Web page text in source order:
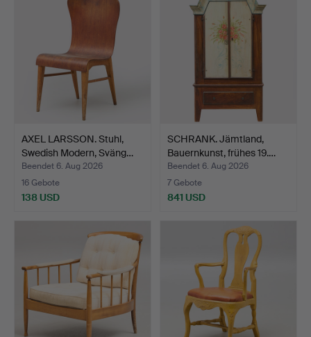
AXEL LARSSON. Stuhl,
Swedish Modern, Sväng…
Beendet 6. Aug 2026
16 Gebote
138 USD
SCHRANK. Jämtland,
Bauernkunst, frühes 19.…
Beendet 6. Aug 2026
7 Gebote
841 USD